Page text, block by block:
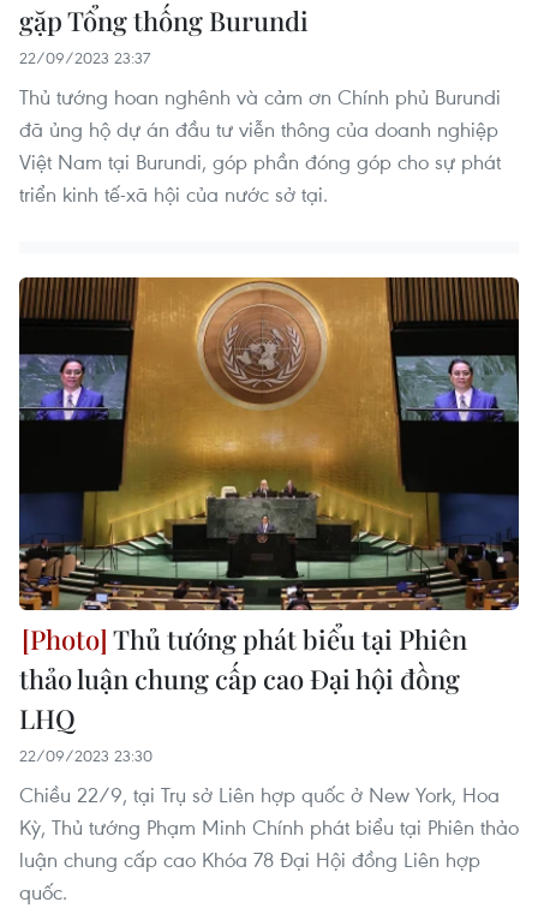
gặp Tổng thống Burundi
22/09/2023 23:37
Thủ tướng hoan nghênh và cảm ơn Chính phủ Burundi
đã ủng hộ dự án đầu tư viễn thông của doanh nghiệp
Việt Nam tại Burundi, góp phần đóng góp cho sự phát
triển kinh tế-xã hội của nước sở tại.
Thủ tướng phát biểu tại Phiên
thảo luận chung cấp cao Đại hội đồng
LHQ
22/09/2023 23:30
Chiều 22/9, tại Trụ sở Liên hợp quốc ở New York, Hoa
Kỳ, Thủ tướng Phạm Minh Chính phát biểu tại Phiên thảo
luận chung cấp cao Khóa 78 Đại Hội đồng Liên hợp
quốc.